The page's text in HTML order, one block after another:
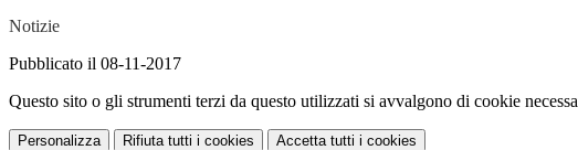
Notizie
Pubblicato il 08-11-2017
Questo sito o gli strumenti terzi da questo utilizzati si avvalgono di cookie
Personalizza Rifiuta tutti i cookies Accetta tutti i cookies